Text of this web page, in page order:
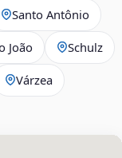
Santo Antônio
João Schulz
Várzea